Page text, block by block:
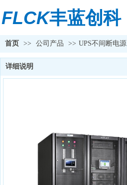
FLCK丰蓝创科
首页 >> 公司产品 >> UPS不间断电源
详细说明